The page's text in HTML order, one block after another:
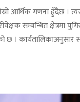
आर्थिक गणना हुँदैछ ।
सम्बन्धित क्षेत्रमा
छ । कार्यतालिकाअनुसार